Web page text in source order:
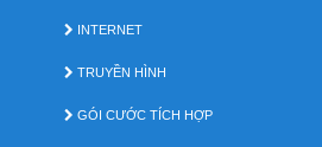
INTERNET
TRUYỀN HÌNH
GÓI CƯỚC TÍCH HỢP